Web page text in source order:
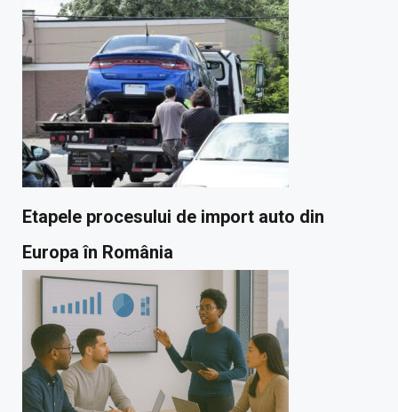
Etapele procesului de import auto din
Europa în România